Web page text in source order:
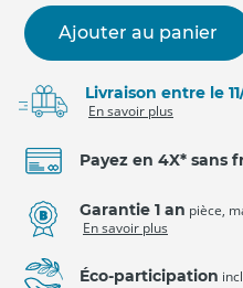
Ajouter au panier
Livraison entre le
En savoir plus
Payez en 4X* sans
Garantie 1 an pièce,
En savoir plus
Éco-participation